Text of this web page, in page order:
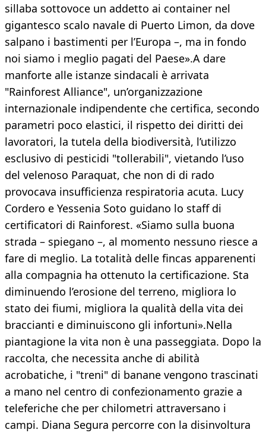
sillaba sottovoce un addetto ai container nel
gigantesco scalo navale di Puerto Limon, da dove
salpano i bastimenti per l’Europa –, ma in fondo
noi siamo i meglio pagati del Paese».A dare
manforte alle istanze sindacali è arrivata
"Rainforest Alliance", un’organizzazione
internazionale indipendente che certifica, secondo
parametri poco elastici, il rispetto dei diritti dei
lavoratori, la tutela della biodiversità, l’utilizzo
esclusivo di pesticidi "tollerabili", vietando l’uso
del velenoso Paraquat, che non di di rado
provocava insufficienza respiratoria acuta. Lucy
Cordero e Yessenia Soto guidano lo staff di
certificatori di Rainforest. «Siamo sulla buona
strada – spiegano –, al momento nessuno riesce a
fare di meglio. La totalità delle fincas apparenenti
alla compagnia ha ottenuto la certificazione. Sta
diminuendo l’erosione del terreno, migliora lo
stato dei fiumi, migliora la qualità della vita dei
braccianti e diminuiscono gli infortuni».Nella
piantagione la vita non è una passeggiata. Dopo la
raccolta, che necessita anche di abilità
acrobatiche, i "treni" di banane vengono trascinati
a mano nel centro di confezionamento grazie a
teleferiche che per chilometri attraversano i
campi. Diana Segura percorre con la disinvoltura